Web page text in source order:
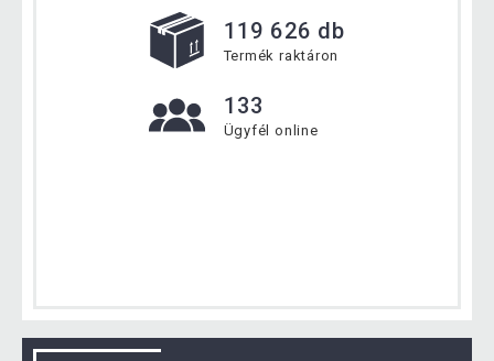
119 626 db
Termék raktáron
133
Ügyfél online